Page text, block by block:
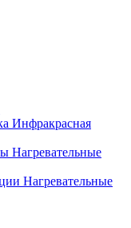
Инфракрасная
Нагревательные
Нагревательные